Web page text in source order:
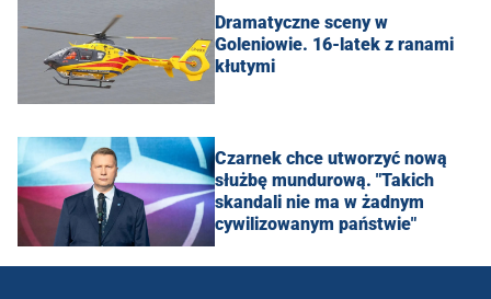
Dramatyczne sceny w
Goleniowie. 16-latek z ranami
kłutymi
Czarnek chce utworzyć nową
służbę mundurową. "Takich
skandali nie ma w żadnym
cywilizowanym państwie"